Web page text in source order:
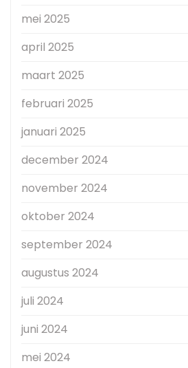
mei 2025
april 2025
maart 2025
februari 2025
januari 2025
december 2024
november 2024
oktober 2024
september 2024
augustus 2024
juli 2024
juni 2024
mei 2024